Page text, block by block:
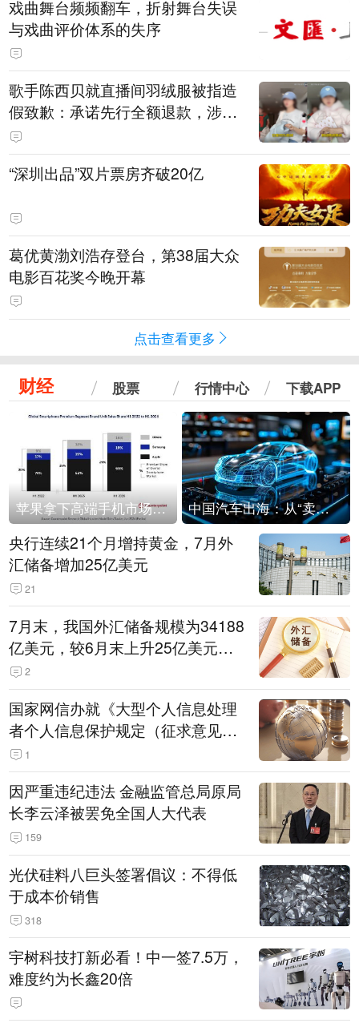
戏曲舞台频频翻车，折射舞台失误
与戏曲评价体系的失序
歌手陈西贝就直播间羽绒服被指造
假致歉：承诺先行全额退款，涉事
销售额约300万元
“深圳出品”双片票房齐破20亿
葛优黄渤刘浩存登台，第38届大众
电影百花奖今晚开幕
点击查看更多
财经 股票 行情中心 下载APP
苹果拿下高端手机市场65%的份额：iPhone 17系列功不可没 中国汽车出海：从“卖出去”到“走进去”
央行连续21个月增持黄金，7月外
汇储备增加25亿美元
21
7月末，我国外汇储备规模为34188
亿美元，较6月末上升25亿美元，
升幅为0.07%
2
国家网信办就《大型个人信息处理
者个人信息保护规定（征求意见
稿）》公开征求意见
1
因严重违纪违法 金融监管总局原局
长李云泽被罢免全国人大代表
159
光伏硅料八巨头签署倡议：不得低
于成本价销售
318
宇树科技打新必看！中一签7.5万，
难度约为长鑫20倍